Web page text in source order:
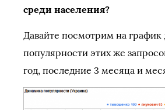
среди населения?
Давайте посмотрим на
популярности этих же
год, последние 3 месяца и